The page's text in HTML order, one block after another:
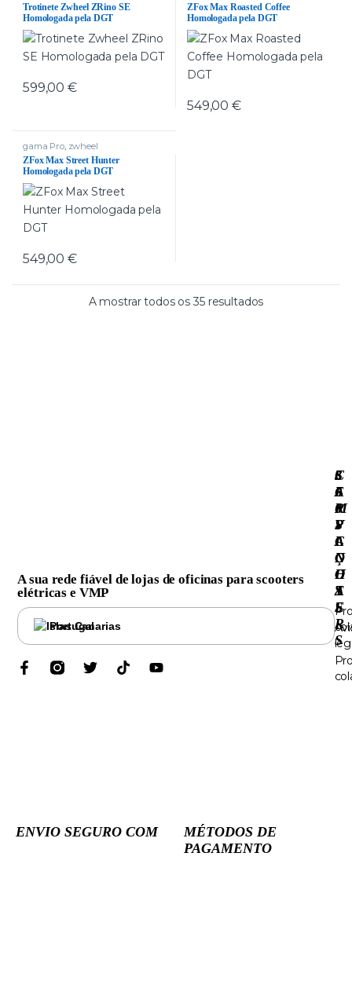
Trotinete Zwheel ZRino SE
Homologada pela DGT
599,00€
ZFox Max Roasted Coffee
Homologada pela DGT
549,00€
gama Pro, zwheel
ZFox Max Street Hunter
Homologada pela DGT
549,00€
A mostrar todos os 35 resultados
A sua rede fiável de lojas de oficinas para scooters
elétricas e VMP
Portugal
3
6
0
S
C
O
O
T
E
R
S
S
E
R
V
I
Ç
O
S
C
A
M
P
A
N
H
A
S
·
ENVIO SEGURO COM
MÉTODOS DE
PAGAMENTO